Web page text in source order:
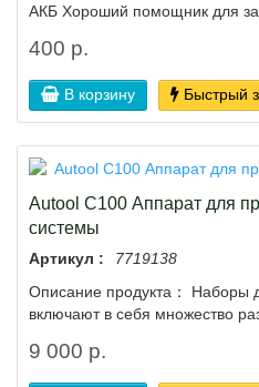
АКБ Хороший помощник для
400 р.
В корзину Быстрый
Autool C100 Аппарат для
системы
Артикул :
7719138
Описание продукта： Наборы
включают в себя множество
9 000 р.